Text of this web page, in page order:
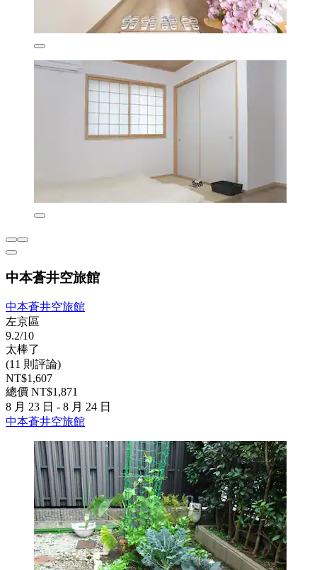
中本蒼井空旅館
中本蒼井空旅館
左京區
9.2/10
太棒了
(11 則評論)
NT$1,607
總價 NT$1,871
8 月 23 日 - 8 月 24 日
中本蒼井空旅館